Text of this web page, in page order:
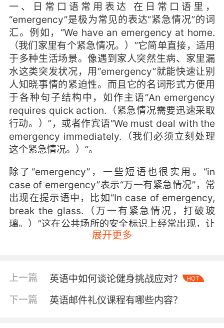
一、日常口语常用表达
在日常口语里，
“emergency”是极为常见的表达“紧急情况”的词
汇。例如，“We have an emergency at home.
（我们家里有个紧急情况。）”它简单直接，适用
于多种生活场景。像遇到家人突然生病、家里漏
水这类突发状况，用“emergency”就能快速让别
人知晓事情的紧迫性。而且它的名词形式方便用
于各种句子结构中，如作主语“An emergency
requires quick action.（紧急情况需要迅速采取
行动。）”，或者作宾语“We must deal with the
emergency immediately.（我们必须立刻处理
这个紧急情况。）”。
除了“emergency”，一些短语也很实用。“in
case of emergency”表示“万一有紧急情况”，常
出现在提示语中，比如“In case of emergency,
break the glass.（万一有紧急情况，打破玻
璃。）”这在公共场所的安全标识上经常出现，让
人们提前知晓遇到紧急状况时的应对办法。还有
急呼叫电话。）”当遇到危险需要寻求警方帮助
展开更多
上一篇 英语中如何谈论健身挑战应对？ HOT
下一篇 英语邮件礼仪课程有哪些内容？